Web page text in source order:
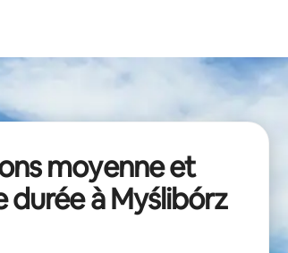
moyenne et
durée à Myślibórz